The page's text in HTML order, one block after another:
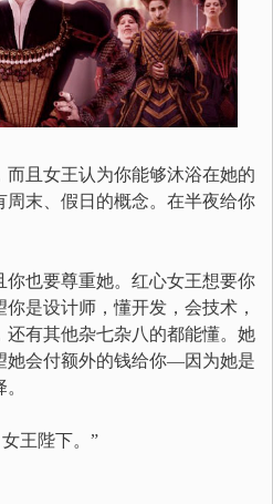
且女王认为你能够沐浴在她的
末、假日的概念。在半夜给你
也要尊重她。红心女王想要你
是设计师，懂开发，会技术，
还有其他杂七杂八的都能懂。她
她会付额外的钱给你—因为她是
王陛下。”